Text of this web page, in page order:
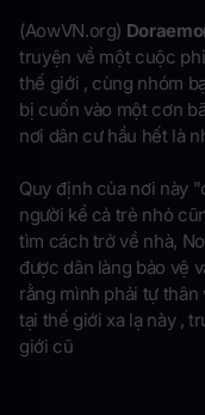
(AowVN.org)
truyện về một cuộc
thế giới , cùng nhóm
bị cuốn vào một cơn
nơi dân cư hầu hết là
Quy định của nơi này
người kể cả trẻ nhỏ
tìm cách trở về nhà,
được dân làng bảo vệ
rằng mình phải tự
tại thế giới xa lạ này ,
giới cũ